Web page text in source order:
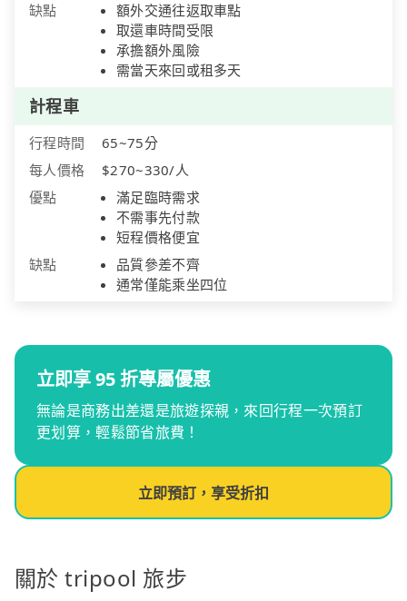
缺點
額外交通往返取車點
取還車時間受限
承擔額外風險
需當天來回或租多天
計程車
行程時間
65~75分
每人價格
$270~330/人
優點
滿足臨時需求
不需事先付款
短程價格便宜
缺點
品質參差不齊
通常僅能乘坐四位
立即享 95 折專屬優惠
無論是商務出差還是旅遊探親，來回行程一次預訂
更划算，輕鬆節省旅費！
立即預訂，享受折扣
關於 tripool 旅步